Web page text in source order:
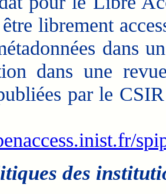
librement
dans
dans une
par le
des